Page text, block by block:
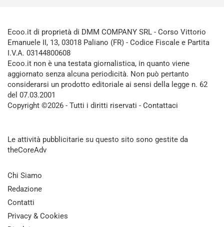
Ecoo.it di proprietà di DMM COMPANY SRL - Corso Vittorio
Emanuele II, 13, 03018 Paliano (FR) - Codice Fiscale e Partita
I.V.A. 03144800608
Ecoo.it non è una testata giornalistica, in quanto viene
aggiornato senza alcuna periodicità. Non può pertanto
considerarsi un prodotto editoriale ai sensi della legge n. 62
del 07.03.2001
Copyright ©2026 - Tutti i diritti riservati - Contattaci
Le attività pubblicitarie su questo sito sono gestite da
theCoreAdv
Chi Siamo
Redazione
Contatti
Privacy & Cookies